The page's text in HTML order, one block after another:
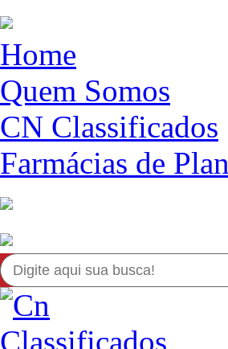
Home
Quem Somos
CN Classificados
Farmácias de